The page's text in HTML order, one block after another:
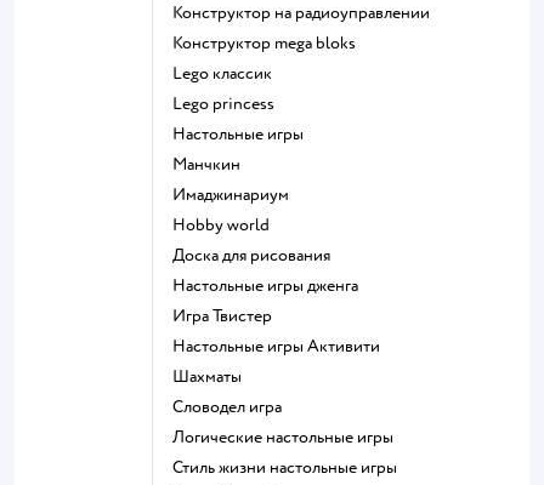
Конструктор на радиоуправлении
Конструктор mega bloks
Lego классик
Lego princess
Настольные игры
Манчкин
Имаджинариум
Hobby world
Доска для рисования
Настольные игры дженга
Игра Твистер
Настольные игры Активити
Шахматы
Словодел игра
Логические настольные игры
Стиль жизни настольные игры